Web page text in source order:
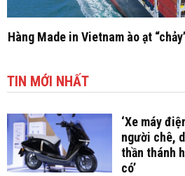
Hàng Made in Vietnam ào ạt
TIN MỚI NHẤT
‘Xe máy
người chê,
thần thánh
có’